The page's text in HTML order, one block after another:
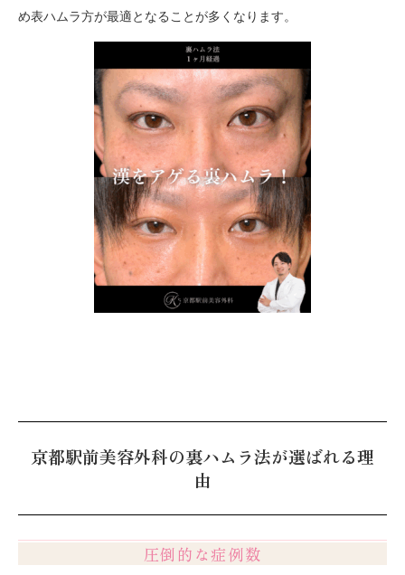
め表ハムラ方が最適となることが多くなります。
京都駅前美容外科の裏ハムラ法が選ばれる理
由
圧倒的な症例数